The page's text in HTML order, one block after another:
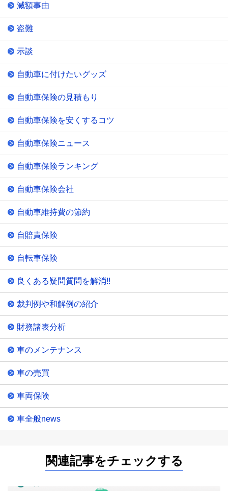
減額事由
盗難
示談
自動車に付けたいグッズ
自動車保険の見積もり
自動車保険を安くするコツ
自動車保険ニュース
自動車保険ランキング
自動車保険会社
自動車維持費の節約
自賠責保険
自転車保険
良くある疑問質問を解消!!
裁判例や和解例の紹介
財務諸表分析
車のメンテナンス
車の売買
車両保険
車全般news
関連記事をチェックする